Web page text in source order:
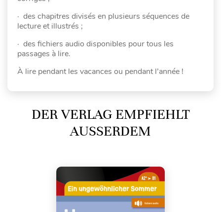
· des chapitres divisés en plusieurs séquences de
lecture et illustrés ;
· des fichiers audio disponibles pour tous les
passages à lire.
À lire pendant les vacances ou pendant l’année !
DER VERLAG EMPFIEHLT
AUSSERDEM